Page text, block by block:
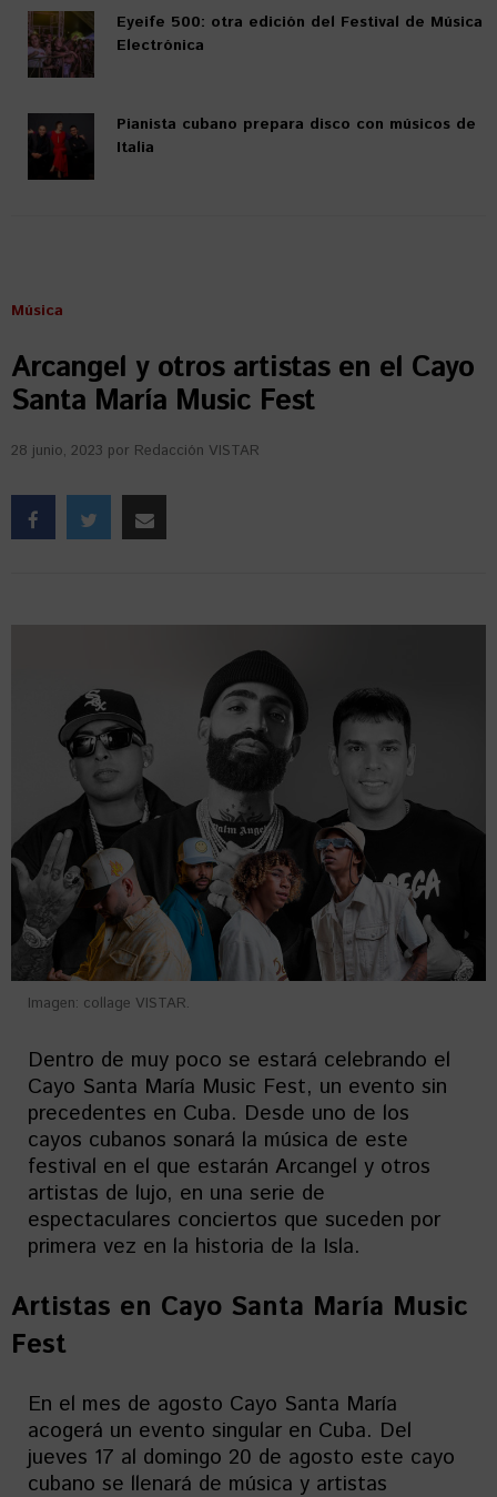
Eyeife 500: otra edición del Festival de Música
Electrónica
Pianista cubano prepara disco con músicos de
Italia
Música
Arcangel y otros artistas en el Cayo
Santa María Music Fest
28 junio, 2023 por Redacción VISTAR
Imagen: collage VISTAR.
Dentro de muy poco se estará celebrando el
Cayo Santa María Music Fest, un evento sin
precedentes en Cuba. Desde uno de los
cayos cubanos sonará la música de este
festival en el que estarán Arcangel y otros
artistas de lujo, en una serie de
espectaculares conciertos que suceden por
primera vez en la historia de la Isla.
Artistas en Cayo Santa María Music
Fest
En el mes de agosto Cayo Santa María
acogerá un evento singular en Cuba. Del
jueves 17 al domingo 20 de agosto este cayo
cubano se llenará de música y artistas